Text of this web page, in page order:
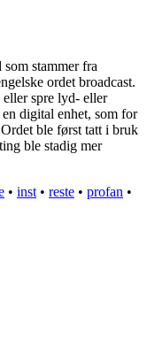
stammer fra
ordet broadcast.
eller spre lyd- eller
digital enhet, som for
ble først tatt i bruk
ble stadig mer
• inst • reste • profan •